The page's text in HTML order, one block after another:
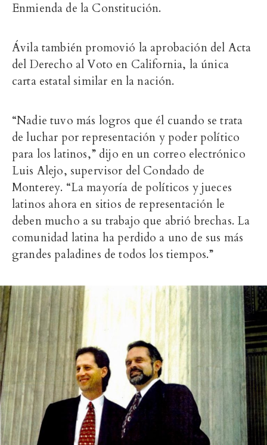
Enmienda de la Constitución.
Ávila también promovió la aprobación del Acta
del Derecho al Voto en California, la única
carta estatal similar en la nación.
“Nadie tuvo más logros que él cuando se trata
de luchar por representación y poder político
para los latinos,” dijo en un correo electrónico
Luis Alejo, supervisor del Condado de
Monterey. “La mayoría de políticos y jueces
latinos ahora en sitios de representación le
deben mucho a su trabajo que abrió brechas. La
comunidad latina ha perdido a uno de sus más
grandes paladines de todos los tiempos.”